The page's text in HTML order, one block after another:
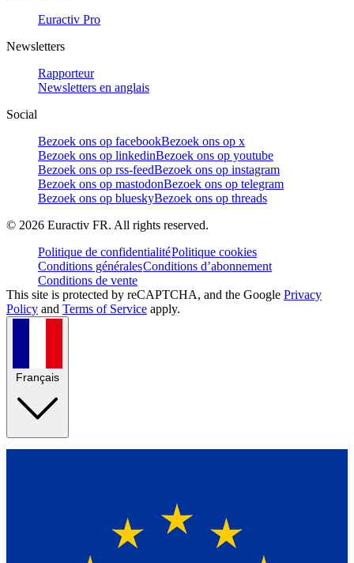
Euractiv Pro
Newsletters
Rapporteur
Newsletters en anglais
Social
Bezoek ons op facebookBezoek ons op x
Bezoek ons op linkedinBezoek ons op youtube
Bezoek ons op rss-feedBezoek ons op instagram
Bezoek ons op mastodonBezoek ons op telegram
Bezoek ons op blueskyBezoek ons op threads
© 2026 Euractiv FR. All rights reserved.
Politique de confidentialitéPolitique cookies
Conditions généralesConditions d’abonnement
Conditions de vente
This site is protected by reCAPTCHA, and the Google Privacy
Policy and Terms of Service apply.
Français